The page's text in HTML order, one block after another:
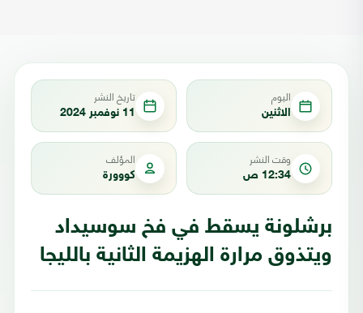
اليوم
الاثنين
تاريخ النشر
11 نوفمبر 2024
وقت النشر
12:34 ص
المؤلف
كووورة
برشلونة يسقط في فخ سوسيداد
ويتذوق مرارة الهزيمة الثانية بالليجا